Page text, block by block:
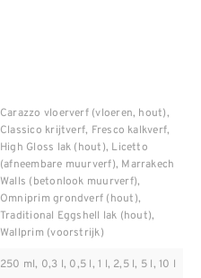
Carazzo vloerverf (vloeren, hout),
Classico krijtverf, Fresco kalkverf,
High Gloss lak (hout), Licetto
(afneembare muurverf), Marrakech
Walls (betonlook muurverf),
Omniprim grondverf (hout),
Traditional Eggshell lak (hout),
Wallprim (voorstrijk)
250 ml, 0,3 l, 0,5 l, 1 l, 2,5 l, 5 l, 10 l